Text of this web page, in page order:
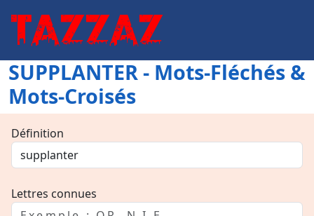
SUPPLANTER - Mots-Fléchés &
Mots-Croisés
Définition
Lettres connues